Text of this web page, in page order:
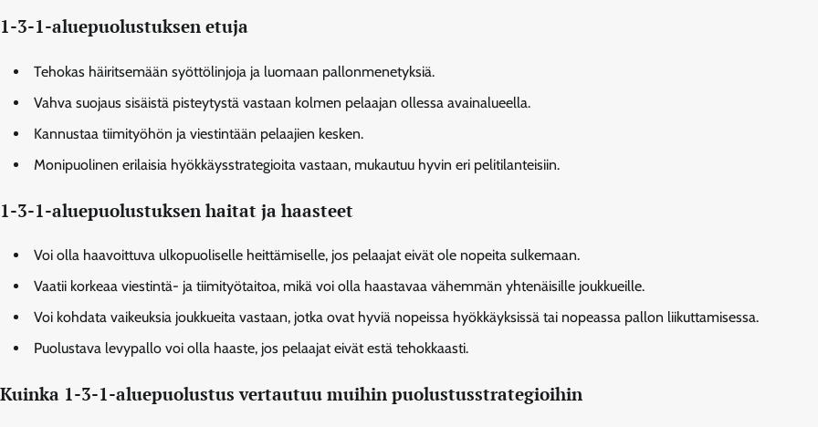
1-3-1-aluepuolustuksen etuja
Tehokas häiritsemään syöttölinjoja ja luomaan pallonmenetyksiä.
Vahva suojaus sisäistä pisteytystä vastaan kolmen pelaajan ollessa avainalueella.
Kannustaa tiimityöhön ja viestintään pelaajien kesken.
Monipuolinen erilaisia hyökkäysstrategioita vastaan, mukautuu hyvin eri pelitilanteisiin.
1-3-1-aluepuolustuksen haitat ja haasteet
Voi olla haavoittuva ulkopuoliselle heittämiselle, jos pelaajat eivät ole nopeita sulkemaan.
Vaatii korkeaa viestintä- ja tiimityötaitoa, mikä voi olla haastavaa vähemmän yhtenäisille joukkueille.
Voi kohdata vaikeuksia joukkueita vastaan, jotka ovat hyviä nopeissa hyökkäyksissä tai nopeassa pallon liikuttamisessa.
Puolustava levypallo voi olla haaste, jos pelaajat eivät estä tehokkaasti.
Kuinka 1-3-1-aluepuolustus vertautuu muihin puolustusstrategioihin